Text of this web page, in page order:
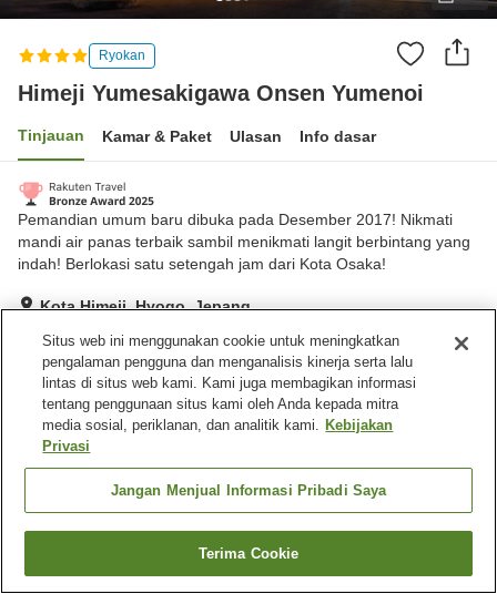
Ryokan
Himeji Yumesakigawa Onsen Yumenoi
Tinjauan Kamar & Paket Ulasan Info dasar
Pemandian umum baru dibuka pada Desember 2017! Nikmati
mandi air panas terbaik sambil menikmati langit berbintang yang
indah! Berlokasi satu setengah jam dari Kota Osaka!
Kota Himeji, Hyogo, Jepang
Sangat baik Ulasan:905
Fasilitas properti
Spa / Salon kecantikan
Himeji Yumesakigawa Onsen Yumenoi
Cari kamar
Situs web ini menggunakan cookie untuk meningkatkan
pengalaman pengguna dan menganalisis kinerja serta lalu
lintas di situs web kami. Kami juga membagikan informasi
tentang penggunaan situs kami oleh Anda kepada mitra
media sosial, periklanan, dan analitik kami. Kebijakan
Privasi
Jangan Menjual Informasi Pribadi Saya
Terima Cookie